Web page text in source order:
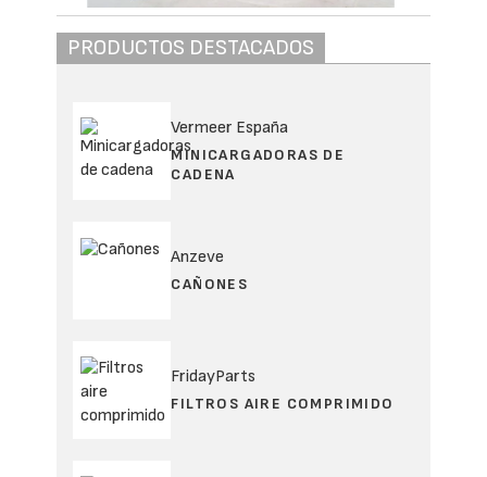
PRODUCTOS DESTACADOS
Vermeer España
MINICARGADORAS DE
CADENA
Anzeve
CAÑONES
FridayParts
FILTROS AIRE COMPRIMIDO